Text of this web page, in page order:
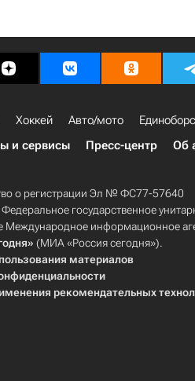
Хоккей Авто/мото
и сервисы Пресс-центр Об
о регистрации Эл № ФС77-57640
государственное
Международное информационное
(МИА «Россия сегодня»).
материалов
рекомендательных